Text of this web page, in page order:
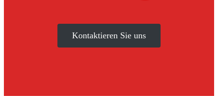
Kontaktieren Sie uns